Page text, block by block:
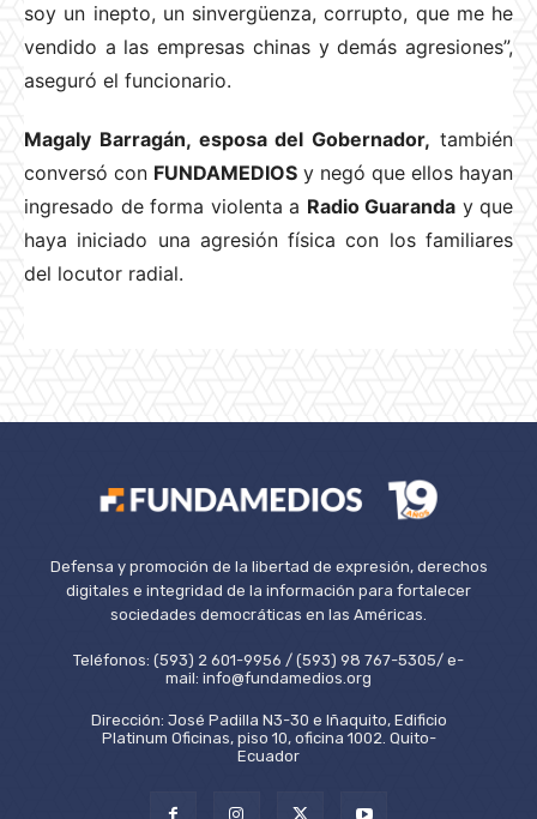
soy un inepto, un sinvergüenza, corrupto, que me he
vendido a las empresas chinas y demás agresiones”,
aseguró el funcionario.
Magaly Barragán, esposa del Gobernador, también
conversó con FUNDAMEDIOS y negó que ellos hayan
ingresado de forma violenta a Radio Guaranda y que
haya iniciado una agresión física con los familiares
del locutor radial.
Defensa y promoción de la libertad de expresión, derechos
digitales e integridad de la información para fortalecer
sociedades democráticas en las Américas.
Teléfonos: (593) 2 601-9956 / (593) 98 767-5305/ e-
mail: info@fundamedios.org
Dirección: José Padilla N3-30 e Iñaquito, Edificio
Platinum Oficinas, piso 10, oficina 1002. Quito-
Ecuador